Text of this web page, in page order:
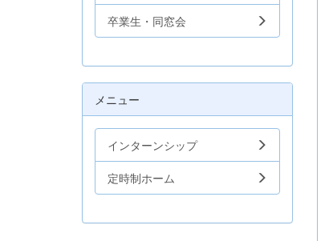
卒業生・同窓会
メニュー
インターンシップ
定時制ホーム